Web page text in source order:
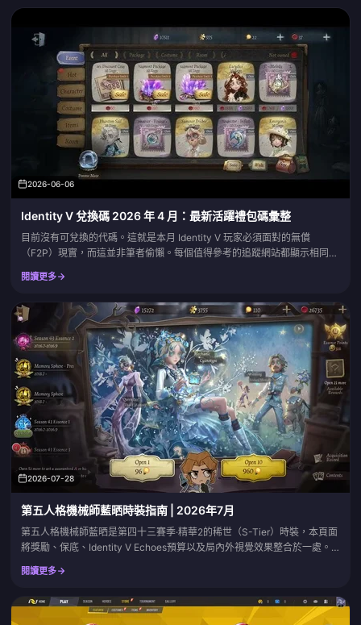
2026-06-06
Identity V 兌換碼 2026 年 4 月：最新活躍禮包碼彙整
目前沒有可兌換的代碼。這就是本月 Identity V 玩家必須面對的無償
（F2P）現實，而這並非筆者偷懶。每個值得參考的追蹤網站都顯示相同的
結果。Pocket Gamer 的即時統計顯示，截至 2026 年年中，可用代碼數量
一直停留在 0，而 Identity V Wiki 兌換碼 表格也顯示當前階段沒有任何存
是，您該如何處...
閱讀更多
2026-07-28
第五人格機械師藍晒時裝指南 | 2026年7月
第五人格機械師藍晒是第四十三賽季·精華2的稀世（S-Tier）時裝，本頁面
將獎勵、保底、Identity V Echoes預算以及局內外視覺效果整合於一處。
精華開啟期間請隨時回來查看，我們將持續更新表格內容。
閱讀更多